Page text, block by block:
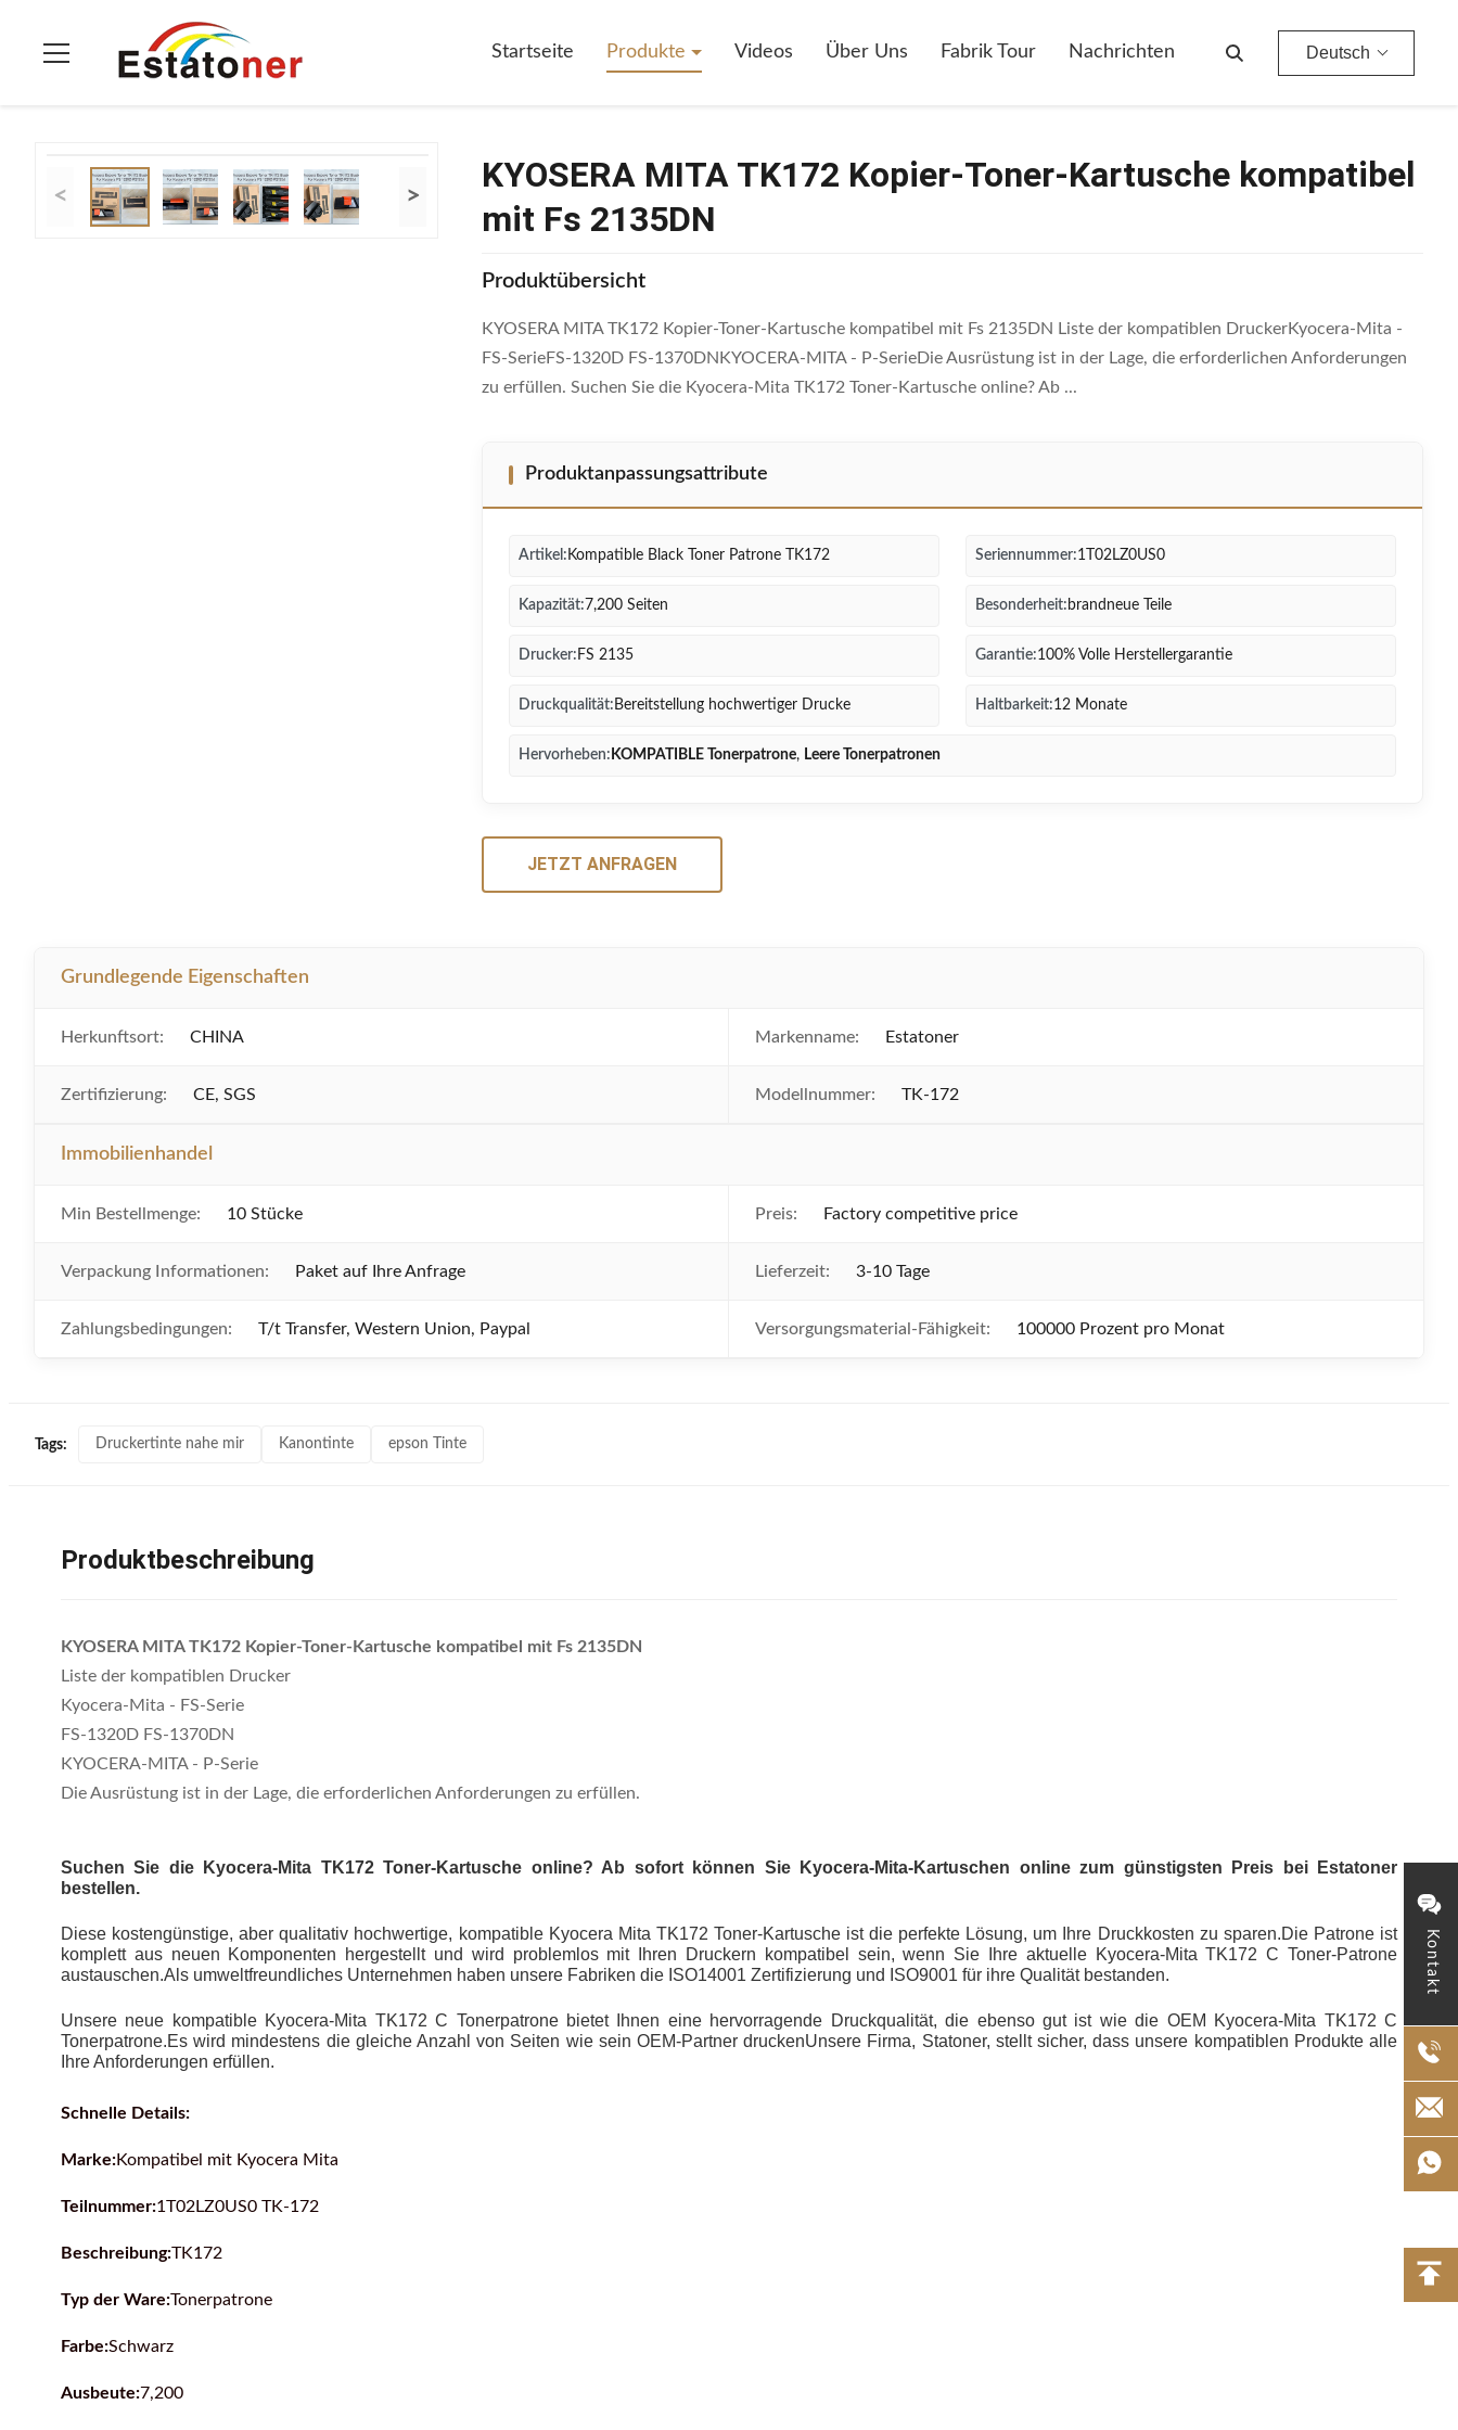
Kontakt
Startseite Produkte Videos Über Uns Fabrik Tour Nachrichten Deutsch
Produits > Kopierer-Toner-Patrone
< >
KYOSERA MITA TK172 Kopier-Toner-Kartusche kompatibel
mit Fs 2135DN
Produktübersicht
KYOSERA MITA TK172 Kopier-Toner-Kartusche kompatibel mit Fs 2135DN Liste der kompatiblen DruckerKyocera-Mita -
FS-SerieFS-1320D FS-1370DNKYOCERA-MITA - P-SerieDie Ausrüstung ist in der Lage, die erforderlichen Anforderungen
zu erfüllen. Suchen Sie die Kyocera-Mita TK172 Toner-Kartusche online? Ab ...
Produktanpassungsattribute
Artikel: Kompatible Black Toner Patrone TK172 Seriennummer:1T02LZ0US0
Kapazität:7,200 Seiten Besonderheit: brandneue Teile
Drucker: FS 2135 Garantie:100% Volle Herstellergarantie
Druckqualität: Bereitstellung hochwertiger Drucke Haltbarkeit:12 Monate
Hervorheben: KOMPATIBLE Tonerpatrone, Leere Tonerpatronen
JETZT ANFRAGEN
Grundlegende Eigenschaften
Herkunftsort: CHINA Markenname: Estatoner
Zertifizierung: CE, SGS Modellnummer: TK-172
Immobilienhandel
Min Bestellmenge: 10 Stücke Preis: Factory competitive price
Verpackung Informationen: Paket auf Ihre Anfrage Lieferzeit: 3-10 Tage
Zahlungsbedingungen: T/t Transfer, Western Union, Paypal Versorgungsmaterial-Fähigkeit: 100000 Prozent pro Monat
Tags: Druckertinte nahe mir Kanontinte epson Tinte
Produktbeschreibung
KYOSERA MITA TK172 Kopier-Toner-Kartusche kompatibel mit Fs 2135DN
Liste der kompatiblen Drucker
Kyocera-Mita - FS-Serie
FS-1320D FS-1370DN
KYOCERA-MITA - P-Serie
Die Ausrüstung ist in der Lage, die erforderlichen Anforderungen zu erfüllen.
Suchen Sie die Kyocera-Mita TK172 Toner-Kartusche online? Ab sofort können Sie Kyocera-Mita-Kartuschen online zum günstigsten Preis bei Estatoner
bestellen.
Diese kostengünstige, aber qualitativ hochwertige, kompatible Kyocera Mita TK172 Toner-Kartusche ist die perfekte Lösung, um Ihre Druckkosten zu sparen.Die Patrone ist
komplett aus neuen Komponenten hergestellt und wird problemlos mit Ihren Druckern kompatibel sein, wenn Sie Ihre aktuelle Kyocera-Mita TK172 C Toner-Patrone
austauschen.Als umweltfreundliches Unternehmen haben unsere Fabriken die ISO14001 Zertifizierung und ISO9001 für ihre Qualität bestanden.
Unsere neue kompatible Kyocera-Mita TK172 C Tonerpatrone bietet Ihnen eine hervorragende Druckqualität, die ebenso gut ist wie die OEM Kyocera-Mita TK172 C
Tonerpatrone.Es wird mindestens die gleiche Anzahl von Seiten wie sein OEM-Partner druckenUnsere Firma, Statoner, stellt sicher, dass unsere kompatiblen Produkte alle
Ihre Anforderungen erfüllen.
Schnelle Details:
Marke:Kompatibel mit Kyocera Mita
Teilnummer:1T02LZ0US0 TK-172
Beschreibung:TK172
Typ der Ware:Tonerpatrone
Farbe:Schwarz
Ausbeute:7,200